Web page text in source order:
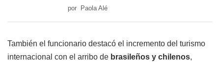
por Paola Alé
También el funcionario destacó el incremento del turismo
internacional con el arribo de brasileños y chilenos,